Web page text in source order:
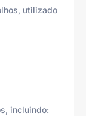
utilizado
incluindo: